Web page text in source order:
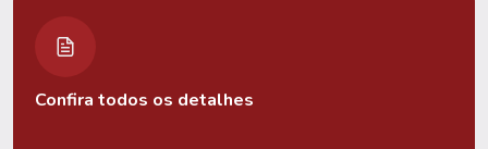
Confira todos os detalhes